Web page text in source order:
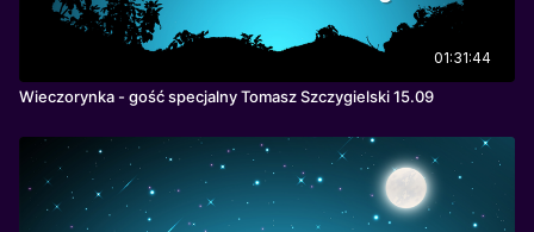
01:31:44
Wieczorynka - gość specjalny Tomasz Szczygielski 15.09